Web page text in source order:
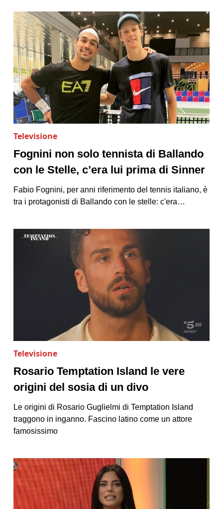
Televisione
Fognini non solo tennista di Ballando
con le Stelle, c’era lui prima di Sinner
Fabio Fognini, per anni riferimento del tennis italiano, è
tra i protagonisti di Ballando con le stelle: c'era…
Televisione
Rosario Temptation Island le vere
origini del sosia di un divo
Le origini di Rosario Guglielmi di Temptation Island
traggono in inganno. Fascino latino come un attore
famosissimo